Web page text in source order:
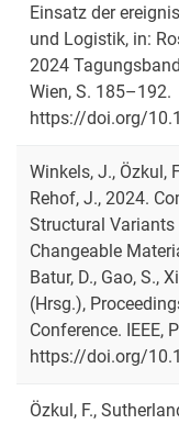
Einsatz der
und Logistik, in:
2024
Wien, S. 185–192.
https://doi.org/
Winkels, J., Özkul,
Rehof, J., 2024.
Structural
Changeable
Batur, D., Gao, S.,
(Hrsg.),
Conference. IEEE,
https://doi.org/
Özkul, F.,